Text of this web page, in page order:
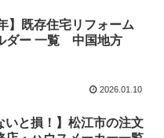
】既存住宅リフォーム
ダー 一覧 中国地方
2026.01.10
いと損！】松江市の注文